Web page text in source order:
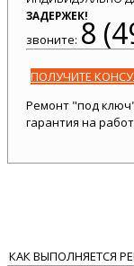
ЗАДЕРЖЕК!
звоните: 8
ПОЛУЧИТЕ
Ремонт "под
гарантия на
КАК ВЫПОЛНЯЕТСЯ